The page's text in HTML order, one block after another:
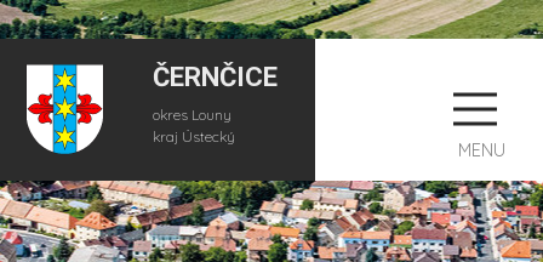
ČERNČICE
okres Louny
kraj Ústecký
MENU